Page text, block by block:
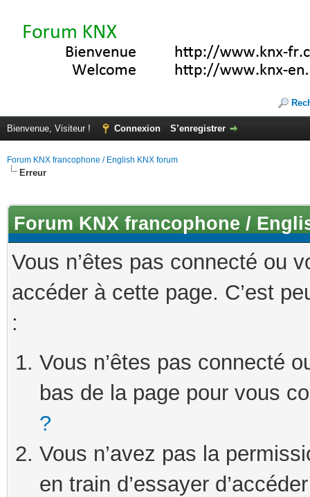
Bienvenue, Visiteur ! Connexion S’enregistrer
Forum KNX francophone / English KNX forum
Erreur
Forum KNX francophone /
Vous n’êtes pas connecté ou
accéder à cette page. C’est
:
Vous n’êtes pas connecté
bas de la page pour vous
?
Vous n’avez pas la
en train d’essayer